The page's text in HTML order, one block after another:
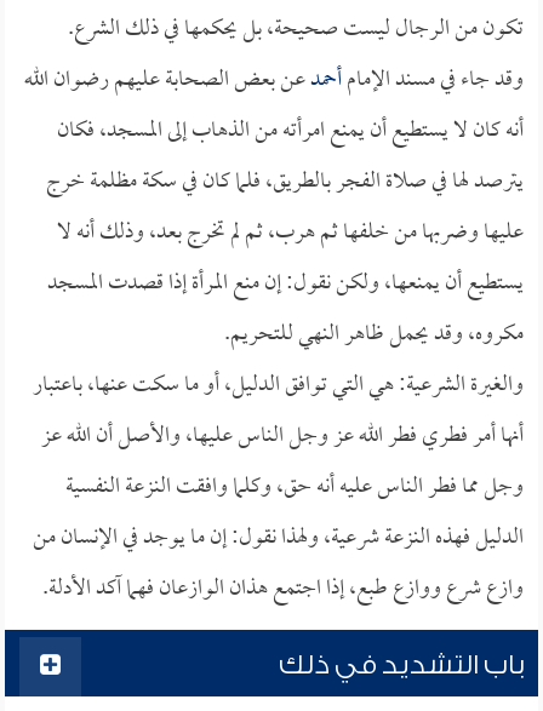
تكون من الرجال ليست صحيحة، بل يحكمها في ذلك الشرع.
وقد جاء في مسند الإمامأحمدعن بعض الصحابة عليهم رضوان الله
أنه كان لا يستطيع أن يمنع امرأته من الذهاب إلى المسجد، فكان
يترصد لها في صلاة الفجر بالطريق، فلما كان في سكة مظلمة خرج
عليها وضربها من خلفها ثم هرب، ثم لم تخرج بعد، وذلك أنه لا
يستطيع أن يمنعها، ولكن نقول: إن منع المرأة إذا قصدت المسجد
مكروه، وقد يحمل ظاهر النهي للتحريم.
والغيرة الشرعية: هي التي توافق الدليل، أو ما سكت عنها، باعتبار
أنها أمر فطري فطر الله عز وجل الناس عليها، والأصل أن الله عز
وجل مما فطر الناس عليه أنه حق، وكلما وافقت النزعة النفسية
الدليل فهذه النزعة شرعية، ولهذا نقول: إن ما يوجد في الإنسان من
وازع شرع ووازع طبع، إذا اجتمع هذان الوازعان فهما آكد الأدلة.
باب التشديد في ذلك